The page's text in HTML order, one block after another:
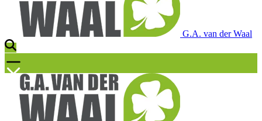
G.A. van der Waal